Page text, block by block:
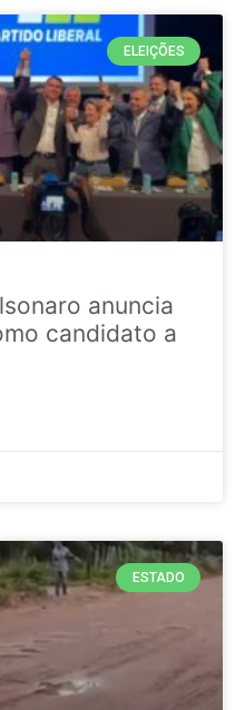
ELEIÇÕES
anuncia
candidato a
ESTADO